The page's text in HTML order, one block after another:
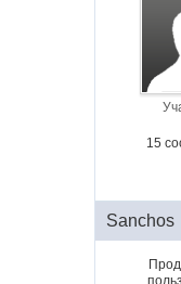
15
Sanchos